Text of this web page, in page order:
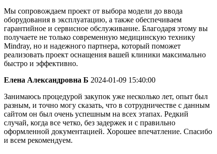
Мы сопровождаем проект от выбора модели до ввода
оборудования в эксплуатацию, а также обеспечиваем
гарантийное и сервисное обслуживание. Благодаря этому вы
получаете не только современную медицинскую технику
Mindray, но и надежного партнера, который поможет
реализовать проект оснащения вашей клиники максимально
быстро и эффективно.
Елена Александровна Б 2024-01-09 15:40:00
Занимаюсь процедурой закупок уже несколько лет, опыт был
разным, и точно могу сказать, что в сотрудничестве с данным
сайтом он был очень успешным на всех этапах. Редкий
случай, когда все четко, без задержек и с правильно
оформленной документацией. Хорошее впечатление. Спасибо
и всем рекомендуем.